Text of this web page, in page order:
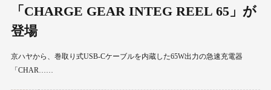
「CHARGE GEAR INTEG REEL 65」が
登場
京ハヤから、巻取り式USB-Cケーブルを内蔵した65W出力の急速充電器
「CHAR……